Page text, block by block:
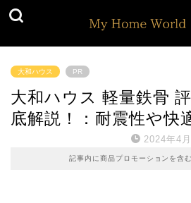
大和ハウス PR
大和ハウス 軽量鉄骨
底解説！：耐震性や快
2024年4
記事内に商品プロモーションを含